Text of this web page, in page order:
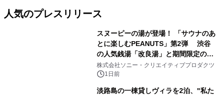
人気のプレスリリース
スヌーピーの湯が登場！ 「サウナのあ
とに楽しむPEANUTS」第2弾 渋谷
の人気銭湯「改良湯」と期間限定のコ
ラボレーション サウナイキタイコラ
ボグッズも発売決定！
株式会社ソニー・クリエイティブプロダクツ
1日前
淡路島の一棟貸しヴィラを2泊、"私た